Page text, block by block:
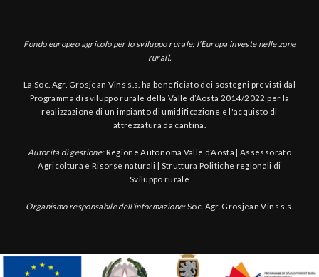
Fondo europeo agricolo per lo sviluppo rurale: l’Europa investe nelle zone
rurali.
La Soc. Agr. Grosjean Vins s.s. ha beneficiato dei sostegni previsti dal
Programma di sviluppo rurale della Valle d’Aosta 2014/2022 per la
realizzazione di un impianto di umidificazione e l'acquisto di
attrezzatura da cantina.
Autorità di gestione:Regione Autonoma Valle d’Aosta | Assessorato
Agricoltura e Risorse naturali | Struttura Politiche regionali di
Sviluppo rurale
Organismo responsabile dell’informazione:Soc. Agr. Grosjean Vins s.s.